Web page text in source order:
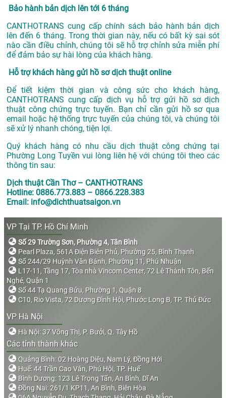
Bảo hành bản dịch lên tới 6 tháng
CANTHOTRANS cung cấp chính sách bảo hành bản dịch
lên đến 6 tháng. Trong thời gian này, nếu có bất kỳ sai sót
nào cần điều chỉnh, chúng tôi sẽ hỗ trợ chỉnh sửa miễn phí
để đảm bảo sự hài lòng của khách hàng.
Hỗ trợ khách hàng gửi hồ sơ dịch thuật online
Để tiết kiệm thời gian và công sức cho khách hàng,
CANTHOTRANS cung cấp dịch vụ hỗ trợ gửi hồ sơ dịch
thuật công chứng trực tuyến. Bạn chỉ cần gửi hồ sơ qua
email hoặc hệ thống trực tuyến của chúng tôi, và chúng tôi
sẽ xử lý nhanh chóng, tiện lợi.
Quý khách hàng có nhu cầu dịch thuật công chứng tại
Phường Long Tuyền vui lòng liên hệ với chúng tôi theo các
thông tin sau:
Dịch thuật Cần Thơ – CANTHOTRANS
Hotline: 0886.773.883 – 0866.228.383
Email: info@dichthuatsaigon.vn
VP Tại TP. Hồ Chí Minh
Số 29 Trường Sơn, Phường 4, Tân Bình
Pearl Plaza, 561A Điện Biên Phủ, Phường 25, Bình Thạnh
Số 244/29 Huỳnh Văn Bánh, Phường 11, Phú Nhuận
L17-11, Tầng 17, Tòa nhà Vincom Center, 72 Lê Thánh Tôn, Bến
Nghé, Quận 1
Số 44 Tạ Quang Bửu, Phường 1, Quận 8
C10, Rio Vista, 72 Dương Đình Hội, Phước Long B, TP. Thủ Đức
VP Hà Nội
Hà Nội: 37 Võng Thị, P. Bưởi, Q. Tây Hồ
Các tỉnh thành khác
Quảng Bình: 02 Hoàng Diệu, Nam Lý, Đồng Hới
Huế: 44 Trần Cao Vân, Phú Hội, TP. Huế
Bình Dương: 123 Lê Trọng Tấn, An Bình, Dĩ An
Đồng Nai: 261/1 KP11, An Bình, Biên Hòa